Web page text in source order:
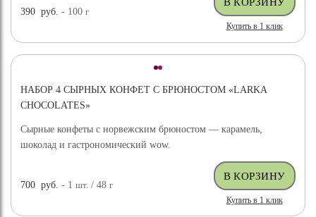
390 руб. - 100г
Купить в 1 клик
НАБОР 4 СЫРНЫХ КОНФЕТ С БРЮНОСТОМ «LARKA
CHOCOLATES»
Сырные конфеты с норвежским брюностом — карамель,
шоколад и гастрономический wow.
700 руб. - 1шт. / 48г
Купить в 1 клик